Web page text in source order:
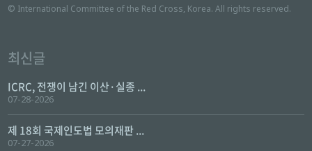
© International Committee of the Red Cross, Korea. All rights reserved.
최신글
ICRC, 전쟁이 남긴 이산·실종 ...
07-28-2026
제 18회 국제인도법 모의재판 ...
07-27-2026